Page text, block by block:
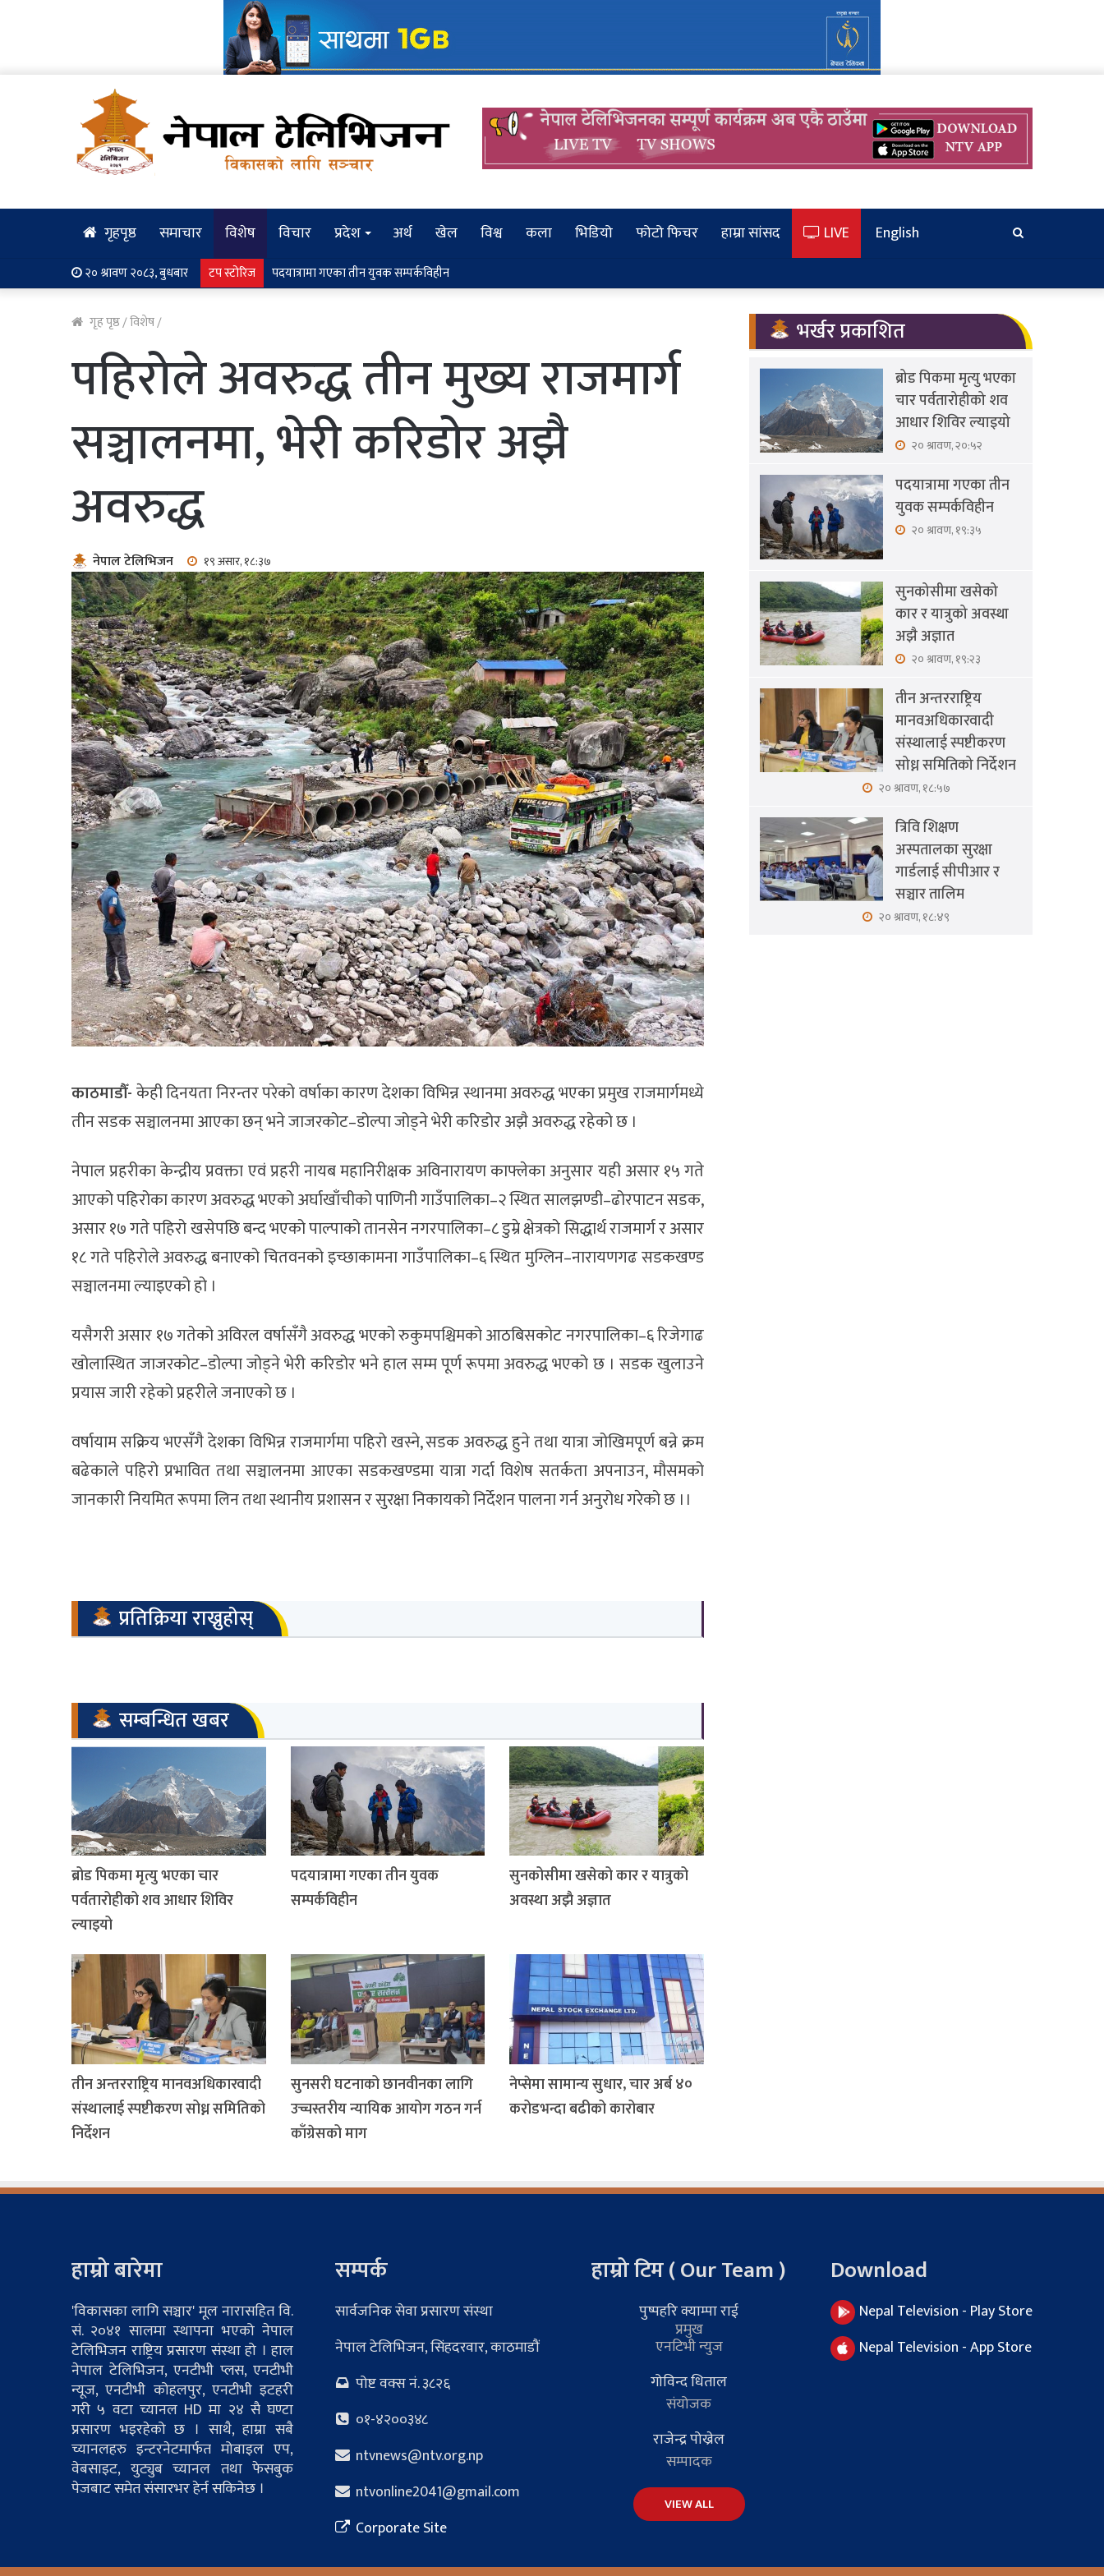
गृहपृष्ठ समाचार विशेष विचार प्रदेश अर्थ खेल विश्व कला भिडियो फोटो फिचर हाम्रा सांसद LIVE English
२० श्रावण २०८३, बुधबार टप स्टोरिज सुनकोसीमा खसेको कार र यात्रुको अवस्था अझै अज्ञात
गृह पृष्ठ/विशेष/
पहिरोले अवरुद्ध तीन मुख्य राजमार्ग
सञ्चालनमा, भेरी करिडोर अझै
अवरुद्ध
नेपाल टेलिभिजन १९ असार, १८:३७
काठमाडौँ-केही दिनयता निरन्तर परेको वर्षाका कारण देशका विभिन्न स्थानमा अवरुद्ध भएका प्रमुख राजमार्गमध्ये
तीन सडक सञ्चालनमा आएका छन् भने जाजरकोट–डोल्पा जोड्ने भेरी करिडोर अझै अवरुद्ध रहेको छ ।
नेपाल प्रहरीका केन्द्रीय प्रवक्ता एवं प्रहरी नायब महानिरीक्षक अविनारायण काफ्लेका अनुसार यही असार १५ गते
आएको पहिरोका कारण अवरुद्ध भएको अर्घाखाँचीको पाणिनी गाउँपालिका–२ स्थित सालझण्डी–ढोरपाटन सडक,
असार १७ गते पहिरो खसेपछि बन्द भएको पाल्पाको तानसेन नगरपालिका–८ डुम्रे क्षेत्रको सिद्धार्थ राजमार्ग र असार
१८ गते पहिरोले अवरुद्ध बनाएको चितवनको इच्छाकामना गाउँपालिका–६ स्थित मुग्लिन–नारायणगढ सडकखण्ड
सञ्चालनमा ल्याइएको हो ।
यसैगरी असार १७ गतेको अविरल वर्षासँगै अवरुद्ध भएको रुकुमपश्चिमको आठबिसकोट नगरपालिका–६ रिजेगाढ
खोलास्थित जाजरकोट–डोल्पा जोड्ने भेरी करिडोर भने हाल सम्म पूर्ण रूपमा अवरुद्ध भएको छ । सडक खुलाउने
प्रयास जारी रहेको प्रहरीले जनाएको छ ।
वर्षायाम सक्रिय भएसँगै देशका विभिन्न राजमार्गमा पहिरो खस्ने, सडक अवरुद्ध हुने तथा यात्रा जोखिमपूर्ण बन्ने क्रम
बढेकाले पहिरो प्रभावित तथा सञ्चालनमा आएका सडकखण्डमा यात्रा गर्दा विशेष सतर्कता अपनाउन, मौसमको
जानकारी नियमित रूपमा लिन तथा स्थानीय प्रशासन र सुरक्षा निकायको निर्देशन पालना गर्न अनुरोध गरेको छ ।।
प्रतिक्रिया राख्नुहोस्
सम्बन्धित खबर
ब्रोड पिकमा मृत्यु भएका चार
पर्वतारोहीको शव आधार शिविर
ल्याइयो
पदयात्रामा गएका तीन युवक
सम्पर्कविहीन
सुनकोसीमा खसेको कार र यात्रुको
अवस्था अझै अज्ञात
तीन अन्तरराष्ट्रिय मानवअधिकारवादी
संस्थालाई स्पष्टीकरण सोध्न समितिको
निर्देशन
सुनसरी घटनाको छानवीनका लागि
उच्चस्तरीय न्यायिक आयोग गठन गर्न
काँग्रेसको माग
नेप्सेमा सामान्य सुधार, चार अर्ब ४०
करोडभन्दा बढीको कारोबार
भर्खर प्रकाशित
ब्रोड पिकमा मृत्यु भएका
चार पर्वतारोहीको शव
आधार शिविर ल्याइयो
२० श्रावण, २०:५२
पदयात्रामा गएका तीन
युवक सम्पर्कविहीन
२० श्रावण, १९:३५
सुनकोसीमा खसेको
कार र यात्रुको अवस्था
अझै अज्ञात
२० श्रावण, १९:२३
तीन अन्तरराष्ट्रिय
मानवअधिकारवादी
संस्थालाई स्पष्टीकरण
सोध्न समितिको निर्देशन
२० श्रावण, १८:५७
त्रिवि शिक्षण
अस्पतालका सुरक्षा
गार्डलाई सीपीआर र
सञ्चार तालिम
२० श्रावण, १८:४९
हाम्रो बारेमा
'विकासका लागि सञ्चार' मूल नारासहित वि.
सं. २०४१ सालमा स्थापना भएको नेपाल
टेलिभिजन राष्ट्रिय प्रसारण संस्था हो । हाल
नेपाल टेलिभिजन, एनटीभी प्लस, एनटीभी
न्यूज, एनटीभी कोहलपुर, एनटीभी इटहरी
गरी ५ वटा च्यानल HD मा २४ सै घण्टा
प्रसारण भइरहेको छ । साथै, हाम्रा सबै
च्यानलहरु इन्टरनेटमार्फत मोबाइल एप,
वेबसाइट, युट्युब च्यानल तथा फेसबुक
पेजबाट समेत संसारभर हेर्न सकिनेछ ।
सम्पर्क
सार्वजनिक सेवा प्रसारण संस्था
नेपाल टेलिभिजन, सिंहदरवार, काठमाडौं
पोष्ट वक्स नं. ३८२६
०१-४२००३४८
ntvnews@ntv.org.np
ntvonline2041@gmail.com
Corporate Site
हाम्रो टिम ( Our Team )
पुष्पहरि क्याम्पा राई
प्रमुख
एनटिभी न्युज
गोविन्द धिताल
संयोजक
राजेन्द्र पोख्रेल
सम्पादक
VIEW ALL
Download
Nepal Television - Play Store
Nepal Television - App Store